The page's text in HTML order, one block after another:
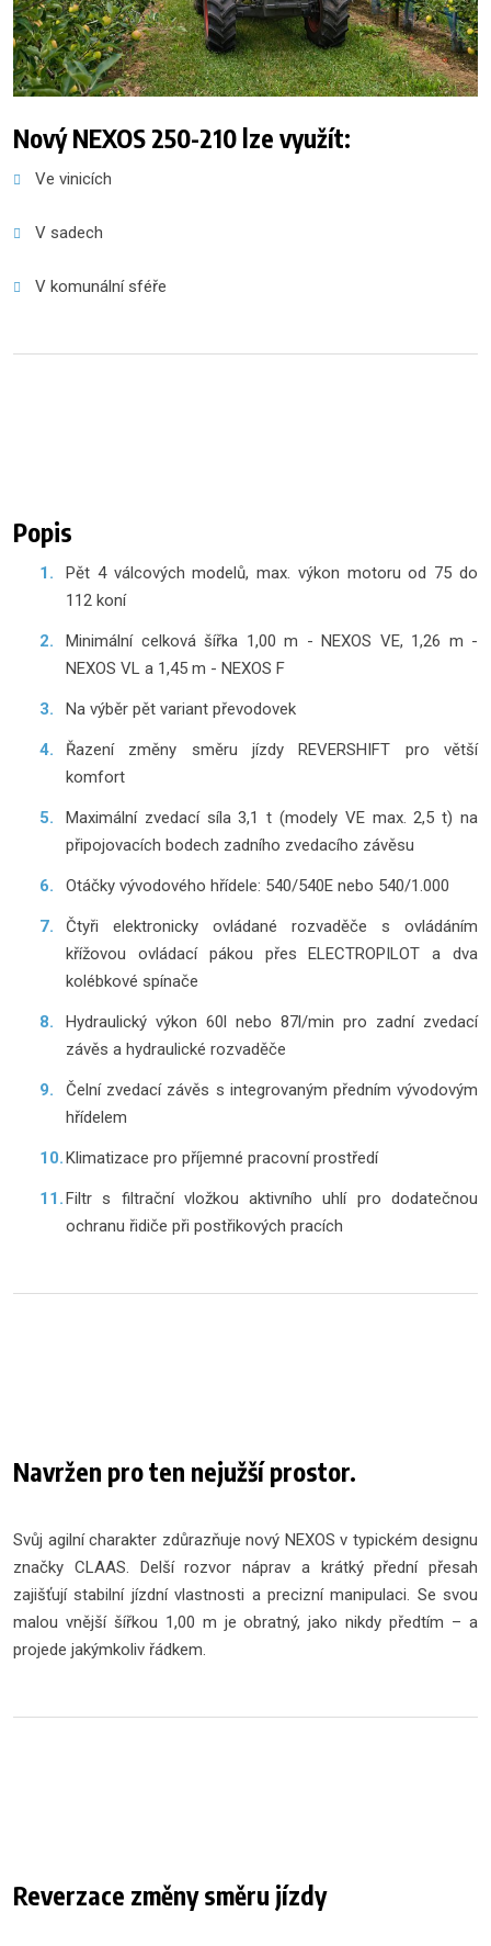
Nový NEXOS 250-210 lze využít:
Ve vinicích
V sadech
V komunální sféře
Popis
Pět 4 válcových modelů, max. výkon motoru od 75 do
112 koní
Minimální celková šířka 1,00 m - NEXOS VE, 1,26 m -
NEXOS VL a 1,45 m - NEXOS F
Na výběr pět variant převodovek
Řazení změny směru jízdy REVERSHIFT pro větší
komfort
Maximální zvedací síla 3,1 t (modely VE max. 2,5 t) na
připojovacích bodech zadního zvedacího závěsu
Otáčky vývodového hřídele: 540/540E nebo 540/1.000
Čtyři elektronicky ovládané rozvaděče s ovládáním
křížovou ovládací pákou přes ELECTROPILOT a dva
kolébkové spínače
Hydraulický výkon 60l nebo 87l/min pro zadní zvedací
závěs a hydraulické rozvaděče
Čelní zvedací závěs s integrovaným předním vývodovým
hřídelem
Klimatizace pro příjemné pracovní prostředí
Filtr s filtrační vložkou aktivního uhlí pro dodatečnou
ochranu řidiče při postřikových pracích
Navržen pro ten nejužší prostor.
Svůj agilní charakter zdůrazňuje nový NEXOS v typickém designu
značky CLAAS. Delší rozvor náprav a krátký přední přesah
zajišťují stabilní jízdní vlastnosti a precizní manipulaci. Se svou
malou vnější šířkou 1,00 m je obratný, jako nikdy předtím – a
projede jakýmkoliv řádkem.
Reverzace změny směru jízdy